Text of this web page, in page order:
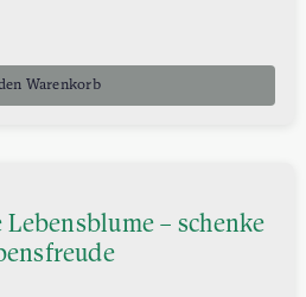
Warenkorb
– schenke